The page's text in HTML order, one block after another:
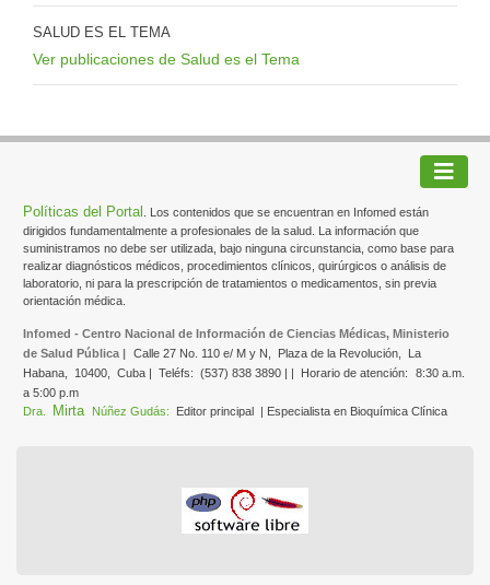
SALUD ES EL TEMA
Ver publicaciones de Salud es el Tema
Políticas del Portal
. Los contenidos que se encuentran en Infomed están
dirigidos fundamentalmente a profesionales de la salud. La información que
suministramos no debe ser utilizada, bajo ninguna circunstancia, como base para
realizar diagnósticos médicos, procedimientos clínicos, quirúrgicos o análisis de
laboratorio, ni para la prescripción de tratamientos o medicamentos, sin previa
orientación médica.
Infomed - Centro Nacional de Información de Ciencias Médicas, Ministerio
de Salud Pública |
Calle 27 No. 110 e/ M y N, Plaza de la Revolución,
La
Habana, 10400, Cuba | Teléfs: (537) 838 3890 | | Horario de atención:
8:30 a.m.
a 5:00 p.m
Dra.
Mirta Núñez Gudás: Editor principal | Especialista en Bioquímica Clínica